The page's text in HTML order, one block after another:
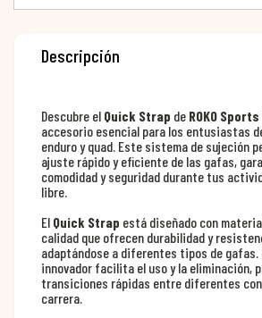
Descripción
Descubre el Quick Strap de ROKO
accesorio esencial para los entusiastas
enduro y quad. Este sistema de sujeción
ajuste rápido y eficiente de las gafas,
comodidad y seguridad durante tus
libre.
El Quick Strap está diseñado con
calidad que ofrecen durabilidad y
adaptándose a diferentes tipos de gafas.
innovador facilita el uso y la eliminación,
transiciones rápidas entre diferentes
carrera.